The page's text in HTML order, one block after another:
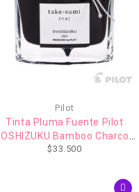
Pilot
Tinta Pluma Fuente Pilot
Bamboo Charcoal
(take-sumi) 50ml
$33.500